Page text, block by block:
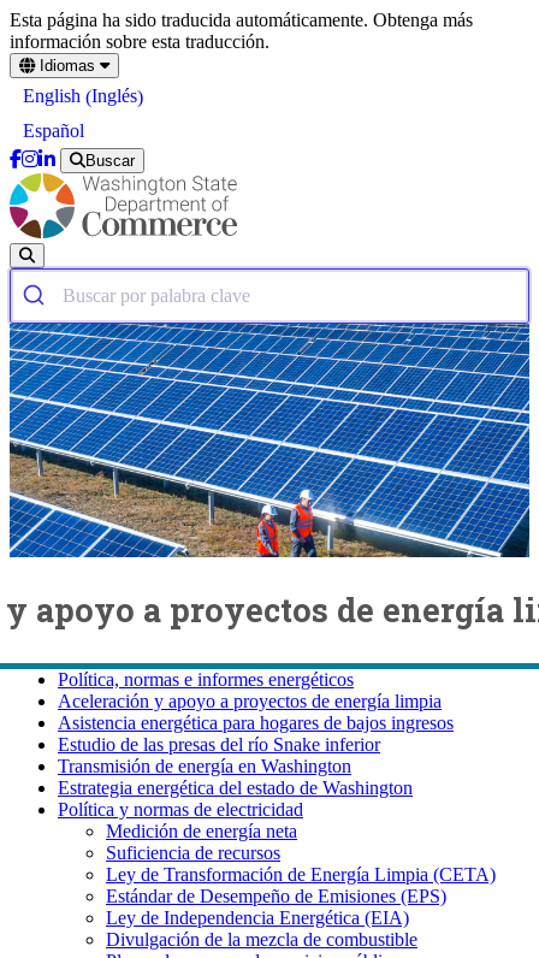
Skip
to
main
content
Esta página ha sido traducida automáticamente. Obtenga más
información sobre esta traducción.
Idiomas
English (Inglés)
Español
Buscar
apoyo a proyectos de energía
Política, normas e informes energéticos
Aceleración y apoyo a proyectos de energía limpia
Asistencia energética para hogares de bajos ingresos
Estudio de las presas del río Snake inferior
Transmisión de energía en Washington
Estrategia energética del estado de Washington
Política y normas de electricidad
Medición de energía neta
Suficiencia de recursos
Ley de Transformación de Energía Limpia (CETA)
Estándar de Desempeño de Emisiones (EPS)
Ley de Independencia Energética (EIA)
Divulgación de la mezcla de combustible